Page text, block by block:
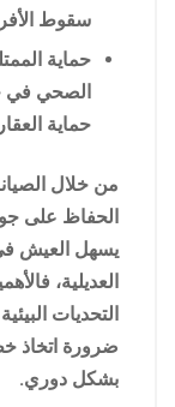
سقوط
حماية
الصحي في
حماية
من خلال
الحفاظ على
يسهل العيش
العديلية،
التحديات
ضرورة اتخاذ
بشكل دوري.